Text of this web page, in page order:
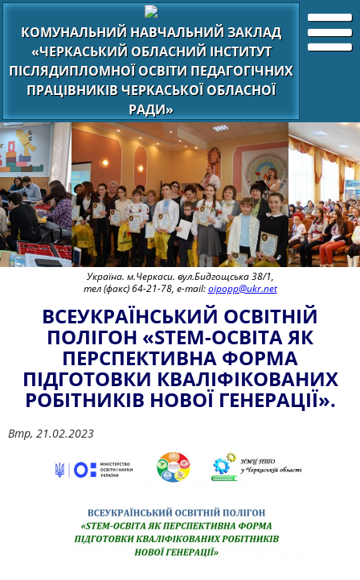
КОМУНАЛЬНИЙ НАВЧАЛЬНИЙ ЗАКЛАД
«ЧЕРКАСЬКИЙ ОБЛАСНИЙ ІНСТИТУТ
ПІСЛЯДИПЛОМНОЇ ОСВІТИ ПЕДАГОГІЧНИХ
ПРАЦІВНИКІВ ЧЕРКАСЬКОЇ ОБЛАСНОЇ
РАДИ»
Україна. м.Черкаси. вул.Бидгощська 38/1,
тел (факс) 64-21-78, e-mail:oipopp@ukr.net
ВСЕУКРАЇНСЬКИЙ ОСВІТНІЙ
ПОЛІГОН «STEM-ОСВІТА ЯК
ПЕРСПЕКТИВНА ФОРМА
ПІДГОТОВКИ КВАЛІФІКОВАНИХ
РОБІТНИКІВ НОВОЇ ГЕНЕРАЦІЇ».
Втр, 21.02.2023